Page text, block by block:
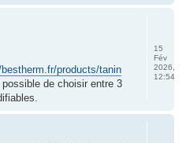
products/tanin
de choisir entre 3
15
Fév
2026,
12:54